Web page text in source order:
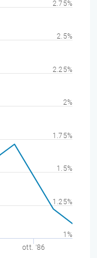
ott. '86
1%
1.25%
1.5%
1.75%
2%
2.25%
2.5%
2.75%